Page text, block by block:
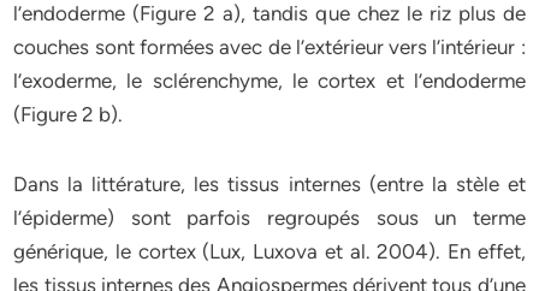
l’endoderme (Figure 2 a), tandis que chez le riz plus de
couches sont formées avec de l’extérieur vers l’intérieur :
l’exoderme, le sclérenchyme, le cortex et l’endoderme
(Figure 2 b).
Dans la littérature, les tissus internes (entre la stèle et
l’épiderme) sont parfois regroupés sous un terme
générique, le cortex (Lux, Luxova et al. 2004). En effet,
les tissus internes des Angiospermes dérivent tous d’une